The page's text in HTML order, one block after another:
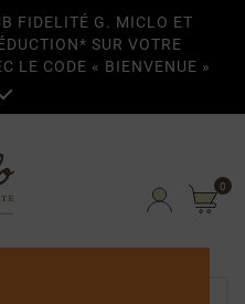
FIDELITÉ G. MICLO ET
SUR VOTRE
LE CODE « BIENVENUE »
0